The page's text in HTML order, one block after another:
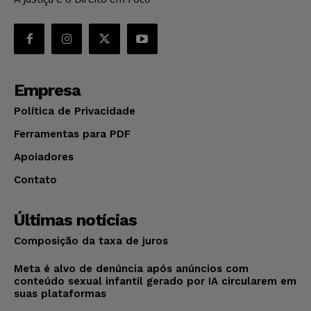
Empresa
Política de Privacidade
Ferramentas para PDF
Apoiadores
Contato
Últimas notícias
Composição da taxa de juros
Meta é alvo de denúncia após anúncios com
conteúdo sexual infantil gerado por IA circularem em
suas plataformas